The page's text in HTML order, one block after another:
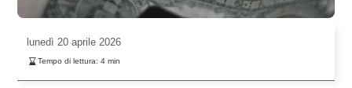
lunedì 20 aprile 2026
Tempo di lettura:4 min